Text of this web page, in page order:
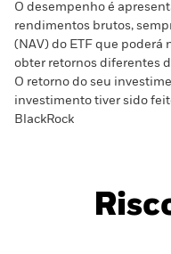
O desempenho é
rendimentos brutos,
(NAV) do ETF que poderá
obter retornos diferentes
O retorno do seu
investimento tiver sido
BlackRock